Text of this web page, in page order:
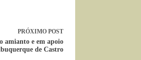
PRÓXIMO POST
amianto e em apoio
de Castro